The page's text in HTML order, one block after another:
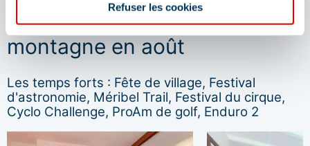
Refuser les cookies
Choisissez un séjour à la
montagne en août
Les temps forts : Fête de village, Festival
d'astronomie, Méribel Trail, Festival du cirque,
Cyclo Challenge, ProAm de golf, Enduro 2